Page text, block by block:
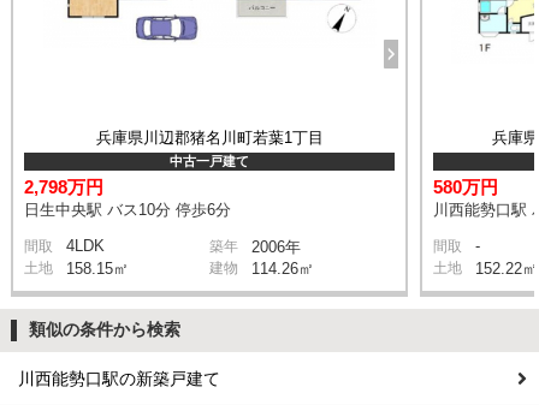
兵庫県川辺郡猪名川町若葉1丁目
中古一戸建て
2,798万円
日生中央駅 バス10分 停歩6分
間取 4LDK 築年 2006年
土地 158.15㎡ 建物 114.26㎡
兵庫
580万円
川西能勢口駅
間取 -
土地 152.22㎡
類似の条件から検索
川西能勢口駅の新築戸建て